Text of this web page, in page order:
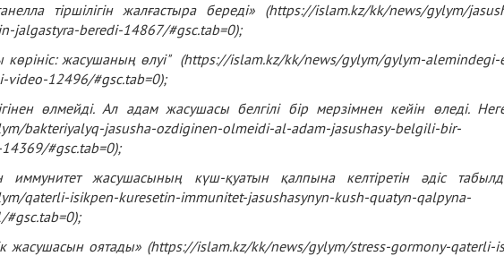
тіршілігін жалғастыра береді» (https://islam.kz/kk/news/gylym/
jalgastyra-beredi-14867/#gsc.tab=0);
көрініс: жасушаның өлуі" (https://islam.kz/kk/news/gylym/gylym-alemindegi-
video-12496/#gsc.tab=0);
өлмейді. Ал адам жасушасы белгілі бір мерзімнен кейін өледі.
bakteriyalyq-jasusha-ozdiginen-olmeidi-al-adam-jasushasy-belgili-bir-
#gsc.tab=0);
иммунитет жасушасының күш-қуатын қалпына келтіретін әдіс
qaterli-isikpen-kuresetin-immunitet-jasushasynyn-kush-quatyn-qalpyna-
);
жасушасын оятады» (https://islam.kz/kk/news/gylym/stress-gormony-qaterli-